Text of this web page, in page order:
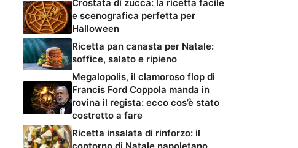
Crostata di zucca: la ricetta facile
e scenografica perfetta per
Halloween
Ricetta pan canasta per Natale:
soffice, salato e ripieno
Megalopolis, il clamoroso flop di
Francis Ford Coppola manda in
rovina il regista: ecco cos’è stato
costretto a fare
Ricetta insalata di rinforzo: il